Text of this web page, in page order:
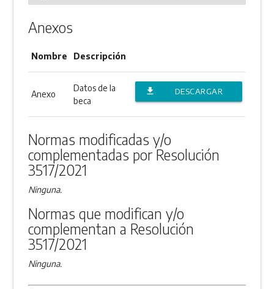
Anexos
Nombre Descripción
Anexo
Datos de la
beca
file_download
DESCARGAR
Normas modificadas y/o
complementadas por Resolución
3517/2021
Ninguna.
Normas que modifican y/o
complementan a Resolución
3517/2021
Ninguna.